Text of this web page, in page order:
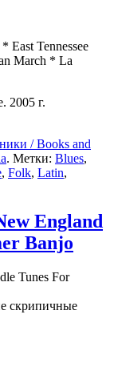
East Tennessee
March * La
2005 г.
/ Books and
. Метки: Blues,
, Folk, Latin,
England
Banjo
скрипичные